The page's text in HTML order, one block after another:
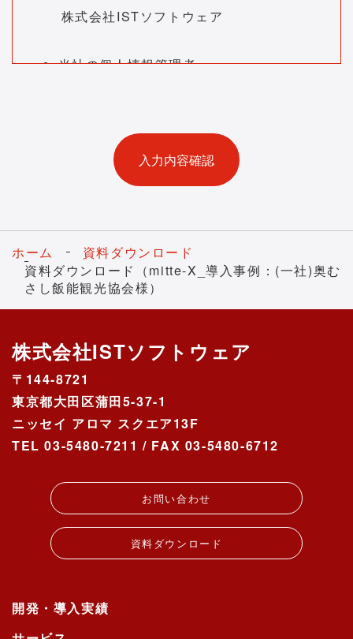
株式会社ISTソフトウェア
当社の個人情報管理者
個人情報の利用目的
お預かりした個人情報は、お問い合わせ
にお答えするため、もしくは依頼された
お預かりする個人情報の項目
本手続きでは、以下の項目をフォームに
社名/所属団体、電話番号、メールアドレ
ス
なお、電話番号については電子メールで
のご連絡が取れない時に連絡先として利
用します。
お問い合わせ内容について確認させて
いただく場合
個人情報の第三者提供について
人情報は第三者に提供しません。
ホーム
資料ダウンロード
資料ダウンロード（mitte-X_導入事例：(一社)奥む
さし飯能観光協会様）
株式会社ISTソフトウェア
〒144-8721
東京都大田区蒲田5-37-1
ニッセイ アロマ スクエア13F
TEL 03-5480-7211 / FAX 03-5480-6712
お問い合わせ
資料ダウンロード
開発・導入実績